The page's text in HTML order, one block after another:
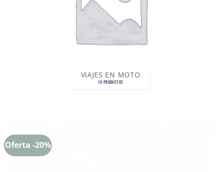
VIAJES EN MOTO
10 PRODUCTOS
Oferta -20%